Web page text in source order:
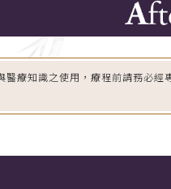
療知識之使用，療程前請務必經